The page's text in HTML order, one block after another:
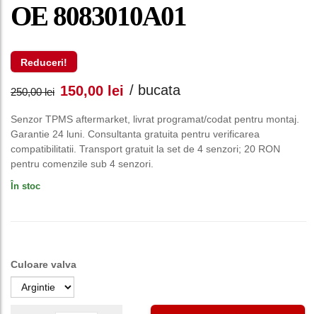
OE 8083010A01
Reduceri!
250,00lei Prețul
inițial
a
150,00 lei Prețul
curent
este:
/ bucata
Senzor TPMS aftermarket, livrat programat/codat pentru montaj.
Garantie 24 luni. Consultanta gratuita pentru verificarea
compatibilitatii. Transport gratuit la set de 4 senzori; 20 RON
pentru comenzile sub 4 senzori.
În stoc
Culoare valva